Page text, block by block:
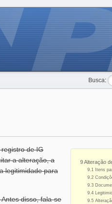
Busca:
9 Alteração
9.1 Itens
9.2
9.3
9.4
9.5
de IG
a alteração, a
legitimidade para
disso, fala-se